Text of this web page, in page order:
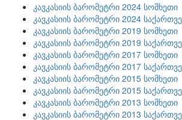
კავკასიის ბარომეტრი 2024 სომხეთი
კავკასიის ბარომეტრი 2024
კავკასიის ბარომეტრი 2019 სომხეთი
კავკასიის ბარომეტრი 2019
კავკასიის ბარომეტრი 2017 სომხეთი
კავკასიის ბარომეტრი 2017
კავკასიის ბარომეტრი 2015 სომხეთი
კავკასიის ბარომეტრი 2015
კავკასიის ბარომეტრი 2013 სომხეთი
კავკასიის ბარომეტრი 2013